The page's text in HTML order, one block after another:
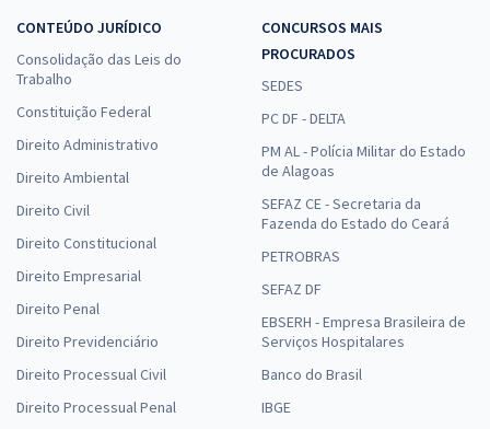
CONTEÚDO JURÍDICO
Consolidação das Leis do
Trabalho
Constituição Federal
Direito Administrativo
Direito Ambiental
Direito Civil
Direito Constitucional
Direito Empresarial
Direito Penal
Direito Previdenciário
Direito Processual Civil
Direito Processual Penal
CONCURSOS MAIS
PROCURADOS
SEDES
PC DF - DELTA
PM AL - Polícia Militar do Estado
de Alagoas
SEFAZ CE - Secretaria da
Fazenda do Estado do Ceará
PETROBRAS
SEFAZ DF
EBSERH - Empresa Brasileira de
Serviços Hospitalares
Banco do Brasil
IBGE